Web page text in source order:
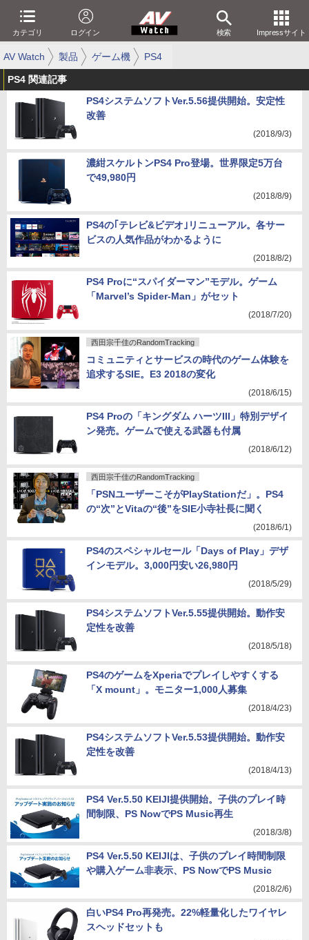
カテゴリ ログイン 検索 Impressサイト
AV Watch 製品 ゲーム機 PS4
PS4 関連記事
PS4システムソフトVer.5.56提供開始。安定性
改善
(2018/9/3)
濃紺スケルトンPS4 Pro登場。世界限定5万台
で49,980円
(2018/8/9)
PS4の｢テレビ&ビデオ｣リニューアル。各サー
ビスの人気作品がわかるように
(2018/8/2)
PS4 Proに“スパイダーマン”モデル。ゲーム
「Marvel’s Spider-Man」がセット
(2018/7/20)
西田宗千佳のRandomTracking
コミュニティとサービスの時代のゲーム体験を
追求するSIE。E3 2018の変化
(2018/6/15)
PS4 Proの「キングダム ハーツIII」特別デザイ
ン発売。ゲームで使える武器も付属
(2018/6/12)
西田宗千佳のRandomTracking
「PSNユーザーこそがPlayStationだ」。PS4
の“次”とVitaの“後”をSIE小寺社長に聞く
(2018/6/1)
PS4のスペシャルセール「Days of Play」デザ
インモデル。3,000円安い26,980円
(2018/5/29)
PS4システムソフトVer.5.55提供開始。動作安
定性を改善
(2018/5/18)
PS4のゲームをXperiaでプレイしやすくする
「X mount」。モニター1,000人募集
(2018/4/23)
PS4システムソフトVer.5.53提供開始。動作安
定性を改善
(2018/4/13)
PS4 Ver.5.50 KEIJI提供開始。子供のプレイ時
間制限、PS NowでPS Music再生
(2018/3/8)
PS4 Ver.5.50 KEIJIは、子供のプレイ時間制限
や購入ゲーム非表示、PS NowでPS Music
(2018/2/6)
白いPS4 Pro再発売。22%軽量化したワイヤレ
スヘッドセットも